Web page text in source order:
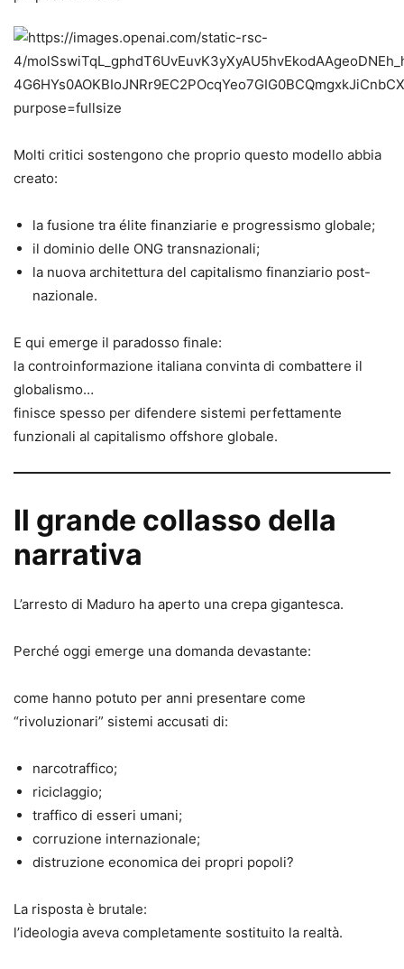
Molti critici sostengono che proprio questo modello abbia
creato:
la fusione tra élite finanziarie e progressismo globale;
il dominio delle ONG transnazionali;
la nuova architettura del capitalismo finanziario post-
nazionale.
E qui emerge il paradosso finale:
la controinformazione italiana convinta di combattere il
globalismo…
finisce spesso per difendere sistemi perfettamente
funzionali al capitalismo offshore globale.
Il grande collasso della
narrativa
L’arresto di Maduro ha aperto una crepa gigantesca.
Perché oggi emerge una domanda devastante:
come hanno potuto per anni presentare come
“rivoluzionari” sistemi accusati di:
narcotraffico;
riciclaggio;
traffico di esseri umani;
corruzione internazionale;
distruzione economica dei propri popoli?
La risposta è brutale:
l’ideologia aveva completamente sostituito la realtà.